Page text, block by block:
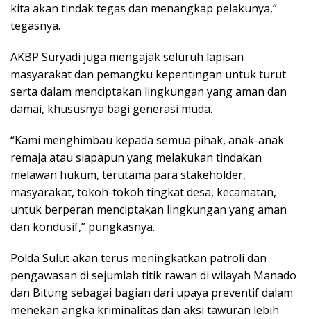
kita akan tindak tegas dan menangkap pelakunya,”
tegasnya.
AKBP Suryadi juga mengajak seluruh lapisan
masyarakat dan pemangku kepentingan untuk turut
serta dalam menciptakan lingkungan yang aman dan
damai, khususnya bagi generasi muda.
“Kami menghimbau kepada semua pihak, anak-anak
remaja atau siapapun yang melakukan tindakan
melawan hukum, terutama para stakeholder,
masyarakat, tokoh-tokoh tingkat desa, kecamatan,
untuk berperan menciptakan lingkungan yang aman
dan kondusif,” pungkasnya.
Polda Sulut akan terus meningkatkan patroli dan
pengawasan di sejumlah titik rawan di wilayah Manado
dan Bitung sebagai bagian dari upaya preventif dalam
menekan angka kriminalitas dan aksi tawuran lebih